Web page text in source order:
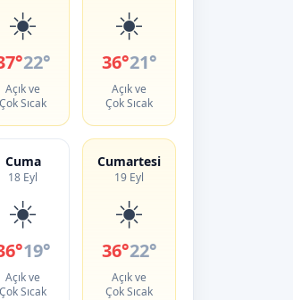
☀️
22°
Açık ve
Çok Sıcak
☀️
36°21°
Açık ve
Çok Sıcak
Cuma
18 Eyl
☀️
19°
Açık ve
Çok Sıcak
Cumartesi
19 Eyl
☀️
36°22°
Açık ve
Çok Sıcak